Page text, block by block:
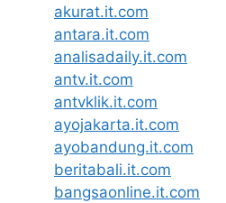
akurat.it.com
antara.it.com
analisadaily.it.com
antv.it.com
antvklik.it.com
ayojakarta.it.com
ayobandung.it.com
beritabali.it.com
bangsaonline.it.com